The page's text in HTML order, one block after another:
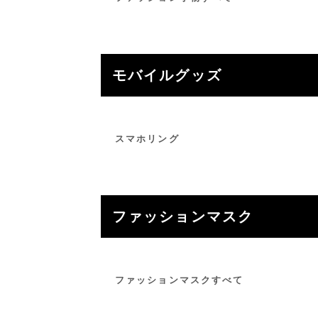
モバイルグッズ
スマホリング
ファッションマスク
ファッションマスクすべて